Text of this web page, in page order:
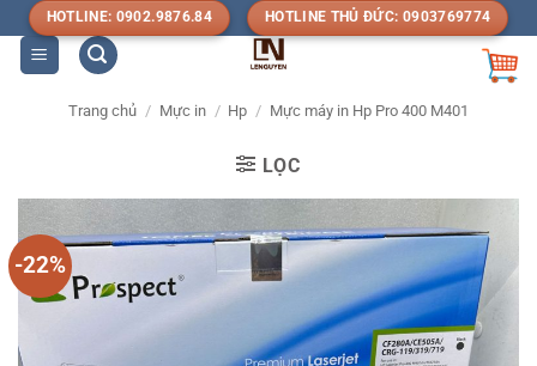
qua
nội
HOTLINE: 0902.9876.84 HOTLINE THỦ ĐỨC: 0903769774
Trang chủ / Mực in / Hp / Mực máy in Hp Pro 400 M401
LỌC
-22%